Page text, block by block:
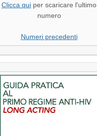
Clicca qui per scaricare l'ultimo
numero
Numeri precedenti